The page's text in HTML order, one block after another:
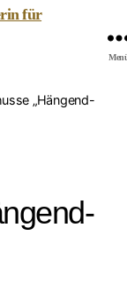
„Hängend-